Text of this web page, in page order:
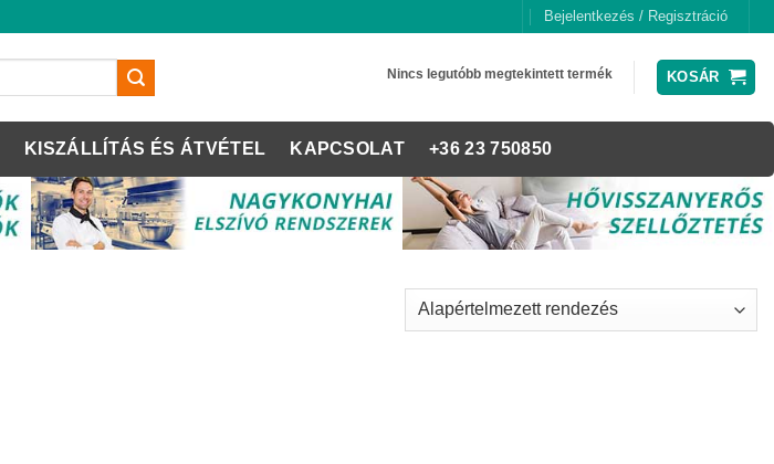
Bejelentkezés / Regisztráció
Nincs legutóbb megtekintett termék KOSÁR
KISZÁLLÍTÁS ÉS ÁTVÉTEL KAPCSOLAT +36 23 750850